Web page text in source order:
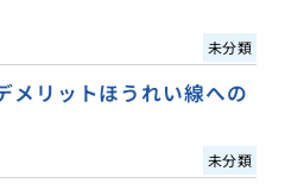
未分類
メリットほうれい線への
未分類